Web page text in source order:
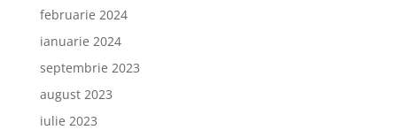
februarie 2024
ianuarie 2024
septembrie 2023
august 2023
iulie 2023